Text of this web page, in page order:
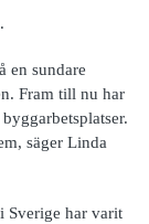
en sundare
Fram till nu har
säger Linda
Sverige har varit